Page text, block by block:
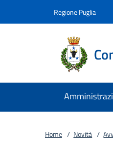
Regione Puglia
Home / Novità /